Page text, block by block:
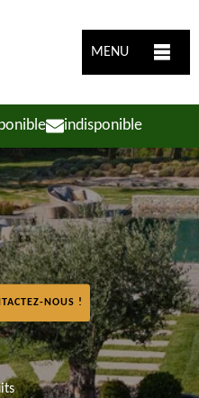
MENU
indisponible
NOUS !